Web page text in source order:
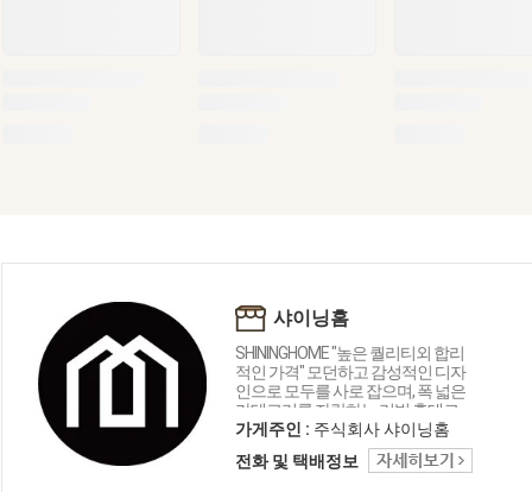
샤이닝홈
SHININGHOME "높은 퀄리티외 합리
적인 가격" 모던하고 감성적인 디자
인으로 모두를 사로 잡으며, 폭 넓은
카테고리를 자랑하는 리빙 홈데코
인테리어 샤이닝홈입니다.
가게주인 : 주식회사 샤이닝홈
전화 및 택배정보